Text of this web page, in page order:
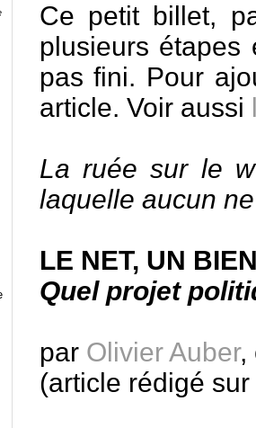
Ce petit billet,
plusieurs étapes
pas fini. Pour
article. Voir aussi
La ruée sur le
laquelle aucun
LE NET, UN
Quel projet
par Olivier Auber,
(article rédigé